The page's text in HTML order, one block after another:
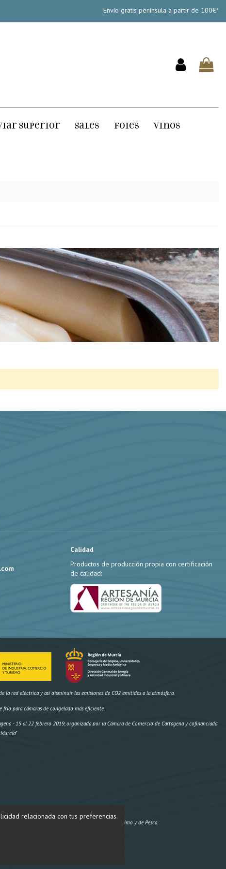
Envío gratis península a partir de 100€*
Superior Sales Foies Vinos
Calidad
Productos de producción propia con certificación
de calidad:
red eléctrica y así disminuir las emisiones de CO2 emitidas a la atmósfera.
para cámaras de congelado más eficiente.
- 15 al 22 febrero 2019, organizada por la Cámara de Comercio de Cartagena y cofinanciada
Proyecto cofinanciado por el Fondo Europeo Marítimo y de Pesca.
relacionada con tus preferencias.